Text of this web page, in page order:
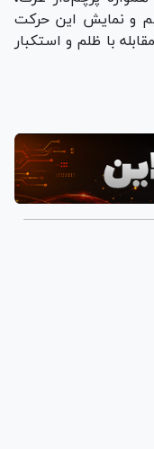
و نمایش این حرکت
با ظلم و استکبار